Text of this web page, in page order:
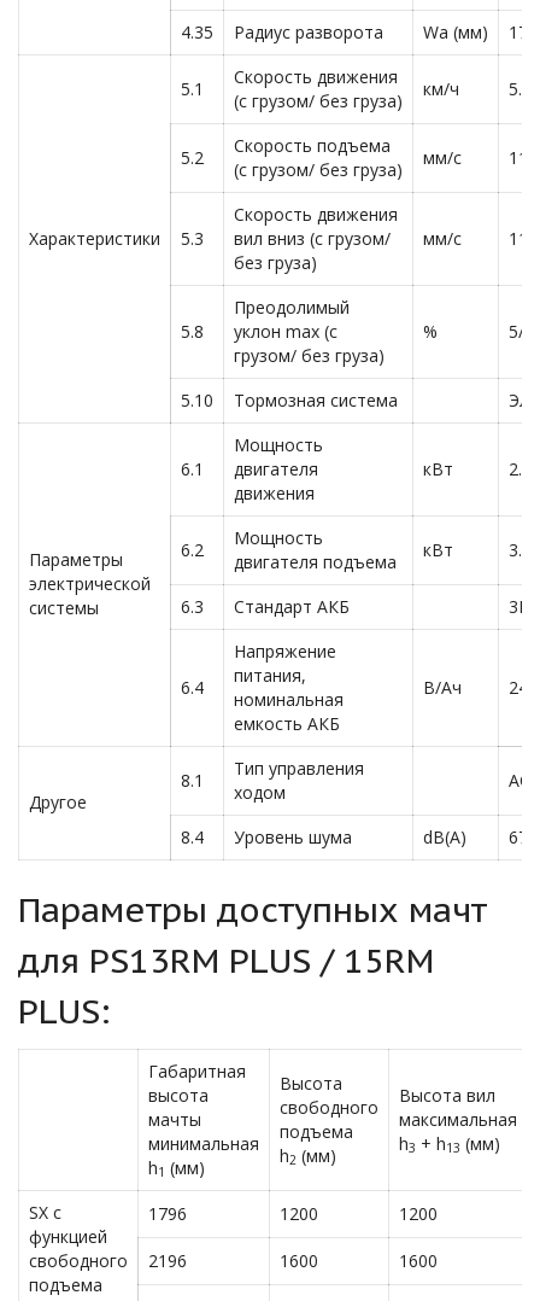
4.35 Радиус разворота Wa (мм)
Характеристики
5.1
Скорость движения
(с грузом/ без груза)
км/ч
5.2
Скорость подъема
(с грузом/ без груза)
мм/с
5.3
Скорость движения
вил вниз (с грузом/
без груза)
мм/с
5.8
Преодолимый
уклон max (с
грузом/ без груза)
% 5/8
5.10 Тормозная система
Параметры
электрической
системы
6.1
Мощность
двигателя
движения
кВт 2.6
6.2
Мощность
двигателя подъема
кВт 3.0
6.3 Стандарт АКБ
6.4
Напряжение
питания,
номинальная
емкость АКБ
В/Ач 24/
Другое
8.1
Тип управления
ходом
8.4 Уровень шума dB(A) 67
Параметры доступных мачт
для PS13RM PLUS / 15RM
PLUS:
Габаритная
высота
мачты
минимальная
h1 (мм)
Высота
свободного
подъема
h2 (мм)
Высота вил
максимальная
h3 + h13 (мм)
SX с
функцией
свободного
подъема
1796 1200 1200
2196 1600 1600